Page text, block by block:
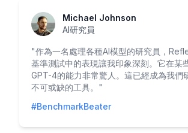
Michael Johnson
AI研究員
"作為一名處理各種AI模型的研究員，
基準測試中的表現讓我印象深刻。它在某
GPT-4的能力非常驚人。這已經成為我們
不可或缺的工具。 "
#BenchmarkBeater